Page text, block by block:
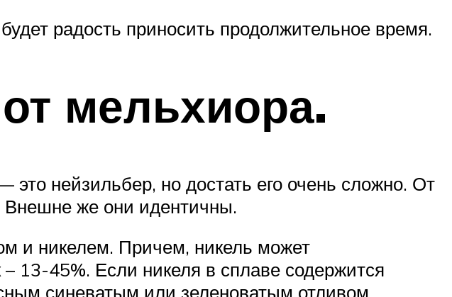
радость приносить продолжительное время.
мельхиора.
нейзильбер, но достать его очень сложно. От
Внешне же они идентичны.
и никелем. Причем, никель может
13-45%. Если никеля в сплаве содержится
синеватым или зеленоватым отливом.